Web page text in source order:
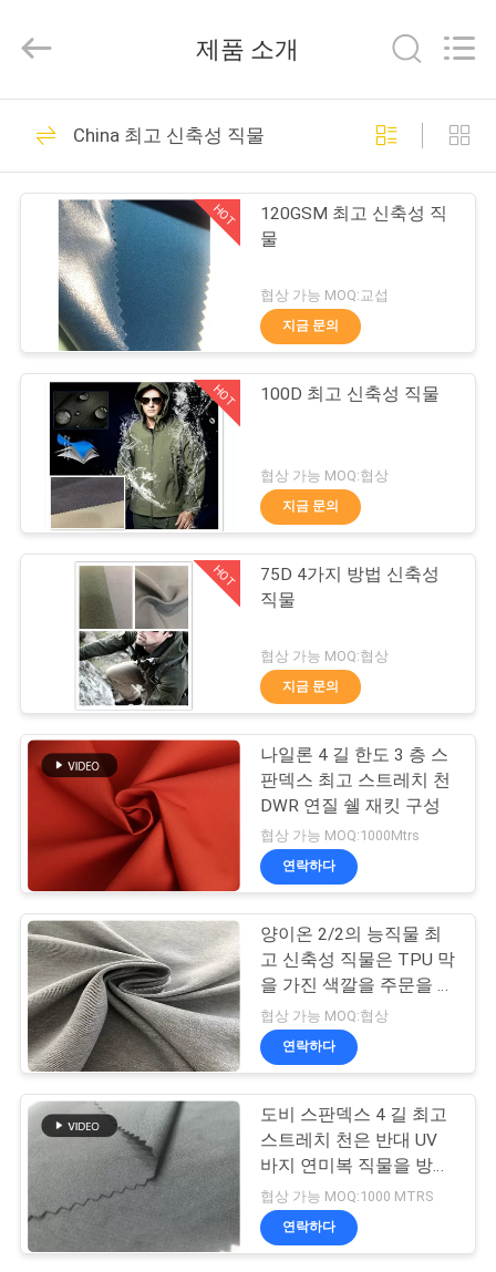
제
리
여
여
행
관
리
연
락
주
세
요
Suzhou
Jingang
All
Reserved.
통풍 옥외 직물
59
저항하는 옥외 직물
은 퇴색합니다
48
물 방수제 옥외 직물
재생된 플라스틱 병
직물
재활용된 PET 구성
57
제품 소개
China 최고 신축성 직물
HOT
120GSM 최고 신축성 직
물
협상 가능 MOQ:교섭
지금 문의
HOT 100D 최고 신축성 직물
협상 가능 MOQ:협상
지금 문의
HOT
75D 4가지 방법 신축성
직물
협상 가능 MOQ:협상
지금 문의
나일론 4 길 한도 3 층 스
판덱스 최고 스트레치 천
DWR 연질 쉘 재킷 구성
협상 가능 MOQ:1000Mtrs
연락하다
양이온 2/2의 능직물 최
고 신축성 직물은 TPU 막
을 가진 색깔을 주문을 받
아서 만듭니다
협상 가능 MOQ:협상
연락하다
도비 스판덱스 4 길 최고
스트레치 천은 반대 UV
바지 연미복 직물을 방수
처리합니다
협상 가능 MOQ:1000 MTRS
연락하다